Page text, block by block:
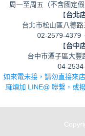
周一至周五（不含國定
【台北
台北市松山區八德路
02-2579-4379
【台中
台中市潭子區大豐
04-
如來電未接，請勿直接來
麻煩加 LINE@ 聯繫，或